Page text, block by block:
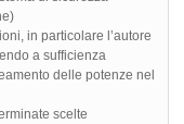
in particolare l’autore
a sufficienza
delle potenze nel
scelte